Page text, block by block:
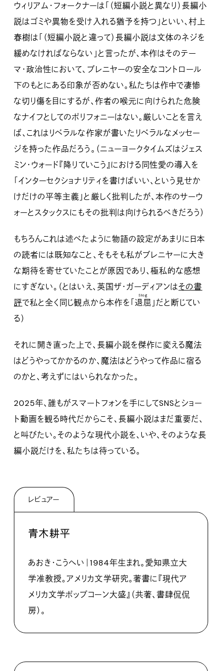
ウィリアム・フォークナーは「（短編小説と異なり）長編小
説はゴミや異物を受け入れる猶予を持つ」といい、村上
春樹は「（短編小説と違って）長編小説は文体のネジを
緩めなければならない」と言ったが、本作はそのテー
マ・政治性において、ブレニヤーの安全なコントロール
下のもとにある印象が否めない。私たちは作中で凄惨
な切り傷を目にするが、作者の喉元に向けられた危険
なナイフとしてのポリフォニーはない。厳しいことを言え
ば、これはリベラルな作家が書いたリベラルなメッセー
ジを持った作品だろう。（ニューヨークタイムズはジェス
ミン・ウォード『降りていこう』における同性愛の導入を
「インターセクショナリティを書けばいい、という見せか
けだけの平等主義」と厳しく批判したが、本作のサーウ
ォーとスタックスにもその批判は向けられるべきだろう）
もちろんこれは述べたように物語の設定があまりに日本
の読者には既知なこと、そもそも私がブレニヤーに大き
な期待を寄せていたことが原因であり、極私的な感想
にすぎない。（とはいえ、英国ザ・ガーディアンはその書
評で私と全く同じ観点から本作を「退屈」
Slog
だと断じてい
る）
それに開き直った上で、長編小説を傑作に変える魔法
はどうやってかかるのか、魔法はどうやって作品に宿る
のかと、考えずにはいられなかった。
2025年、誰もがスマートフォンを手にしてSNSとショー
ト動画を観る時代だからこそ、長編小説はまだ重要だ、
と叫びたい。そのような現代小説を、いや、そのような長
編小説だけを、私たちは待っている。
レビュアー
青木耕平
あおき・こうへい｜1984年生まれ。愛知県立大
学准教授。アメリカ文学研究。著書に『現代ア
メリカ文学ポップコーン大盛』（共著、書肆侃侃
房）。